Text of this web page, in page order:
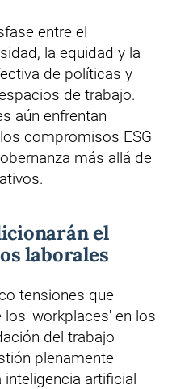
entre el
la equidad y la
de políticas y
de trabajo.
aún enfrentan
compromisos ESG
más allá de
el
laborales
tensiones que
los 'workplaces' en los
del trabajo
plenamente
artificial